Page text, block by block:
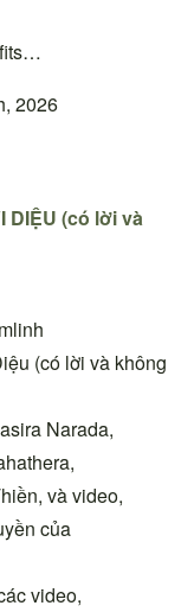
2026
DIỆU (có lời và
(có lời và không
Narada,
và video,
của
video,